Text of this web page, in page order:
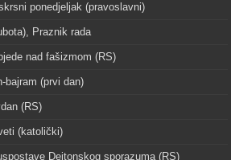
ponedjeljak (pravoslavni)
Praznik rada
nad fašizmom (RS)
bajram (prvi dan)
(RS)
(katolički)
Dejtonskog sporazuma (RS)